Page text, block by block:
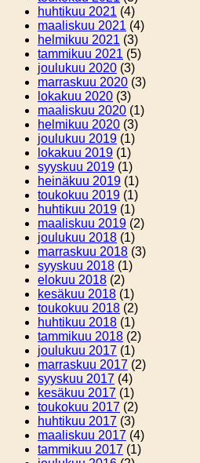
huhtikuu 2021 (4)
maaliskuu 2021 (4)
helmikuu 2021 (3)
tammikuu 2021 (5)
joulukuu 2020 (3)
marraskuu 2020 (3)
lokakuu 2020 (3)
maaliskuu 2020 (1)
helmikuu 2020 (3)
joulukuu 2019 (1)
lokakuu 2019 (1)
syyskuu 2019 (1)
heinäkuu 2019 (1)
toukokuu 2019 (1)
huhtikuu 2019 (1)
maaliskuu 2019 (2)
joulukuu 2018 (1)
marraskuu 2018 (3)
syyskuu 2018 (1)
elokuu 2018 (2)
kesäkuu 2018 (1)
toukokuu 2018 (2)
huhtikuu 2018 (1)
tammikuu 2018 (2)
joulukuu 2017 (1)
marraskuu 2017 (2)
syyskuu 2017 (4)
kesäkuu 2017 (1)
toukokuu 2017 (2)
huhtikuu 2017 (3)
maaliskuu 2017 (4)
tammikuu 2017 (1)